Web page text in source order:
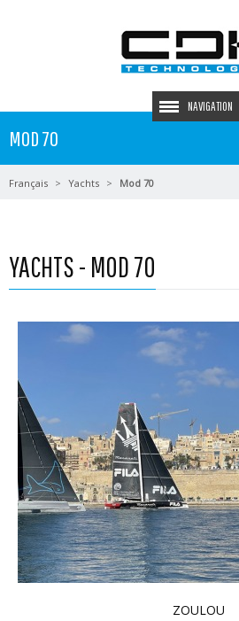
NAVIGATION
MOD 70
Français Yachts Mod 70
YACHTS - MOD 70
ZOULOU